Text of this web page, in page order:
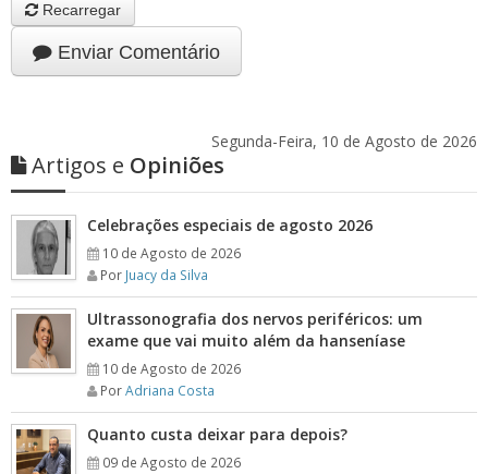
Recarregar
Enviar Comentário
Segunda-Feira, 10 de Agosto de 2026
Artigos e Opiniões
Celebrações especiais de agosto 2026
10 de Agosto de 2026
Por Juacy da Silva
Ultrassonografia dos nervos periféricos: um
exame que vai muito além da hanseníase
10 de Agosto de 2026
PorAdriana Costa
Quanto custa deixar para depois?
09 de Agosto de 2026